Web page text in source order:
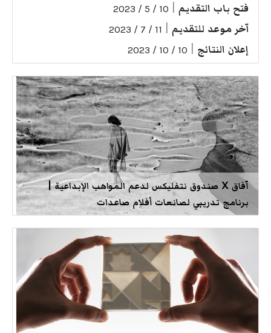
فتح باب التقديم 10 / 5 / 2023
آخر موعد للتقديم 11 / 7 / 2023
إعلان النتائج 10 / 10 / 2023
آفاق X صندوق نتفليكس لدعم المواهب الإبداعية |
برنامج تدريبي لصانعات أفلام صاعدات